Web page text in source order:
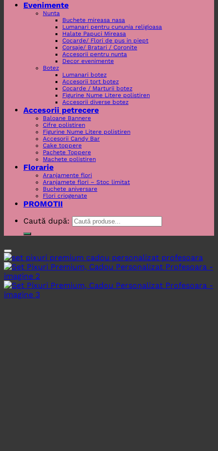
Evenimente
Nunta
Buchete mireasa nasa
Lumanari pentru cununia religioasa
Halate Papuci Mireasa
Cocarde/ Flori de pus in piept
Corsaje/ Bratari / Coronite
Accesorii pentru nunta
Decor evenimente
Botez
Lumanari botez
Accesorii tort botez
Cocarde / Marturii botez
Figurine Nume Litere polistiren
Accesorii diverse botez
Accesorii petrecere
Baloane Bannere
Cifre polistiren
Figurine Nume Litere polistiren
Accesorii Candy Bar
Cake toppere
Pachete Toppere
Machete polistiren
Florarie
Aranjamente flori
Aranjamete flori – Stoc limitat
Buchete aniversare
Flori criogenate
PROMOTII
Caută după: